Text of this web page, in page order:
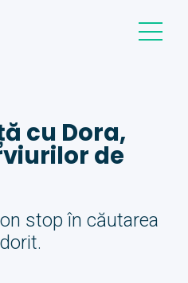
cu Dora,
de
stop în căutarea